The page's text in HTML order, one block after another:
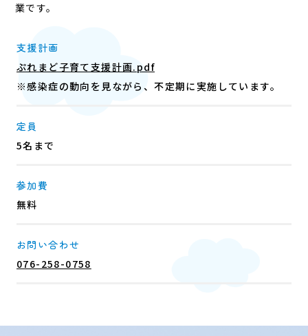
社会福祉法人 見真福祉会 まどかこども園
業です。
支援計画
ぷれまど子育て支援計画.pdf
※感染症の動向を見ながら、不定期に実施しています。
定員
5名まで
参加費
無料
お問い合わせ
076-258-0758